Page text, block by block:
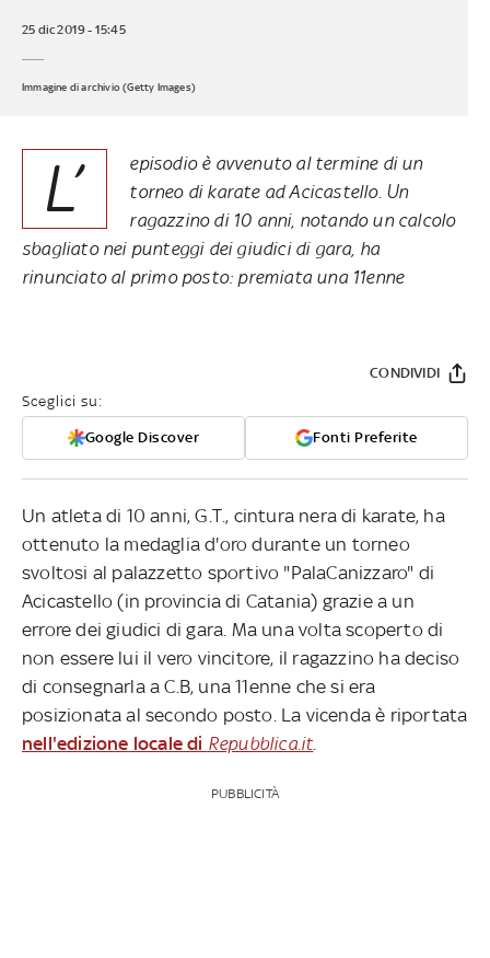
25 dic 2019 - 15:45
Immagine di archivio (Getty Images)
L’
episodio è avvenuto al termine di un
torneo di karate ad Acicastello. Un
ragazzino di 10 anni, notando un calcolo
sbagliato nei punteggi dei giudici di gara, ha
rinunciato al primo posto: premiata una 11enne
Sceglici su:
Google Discover Fonti Preferite
CONDIVIDI
Un atleta di 10 anni, G.T., cintura nera di karate, ha
ottenuto la medaglia d'oro durante un torneo
svoltosi al palazzetto sportivo "PalaCanizzaro" di
Acicastello (in provincia di Catania) grazie a un
errore dei giudici di gara. Ma una volta scoperto di
non essere lui il vero vincitore, il ragazzino ha deciso
di consegnarla a C.B, una 11enne che si era
posizionata al secondo posto. La vicenda è riportata
nell'edizione locale di Repubblica.it.
PUBBLICITÀ